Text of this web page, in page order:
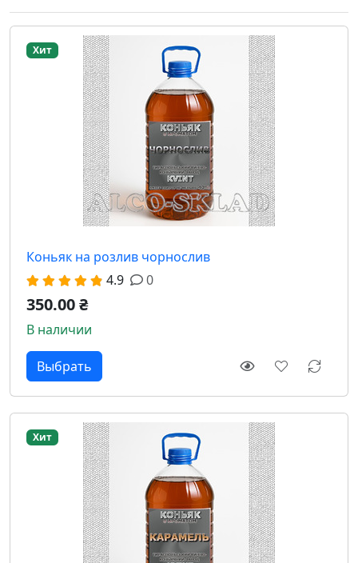
Хит
Коньяк на розлив чорнослив
4.9
0
350.00 ₴
В наличии
Выбрать
Хит